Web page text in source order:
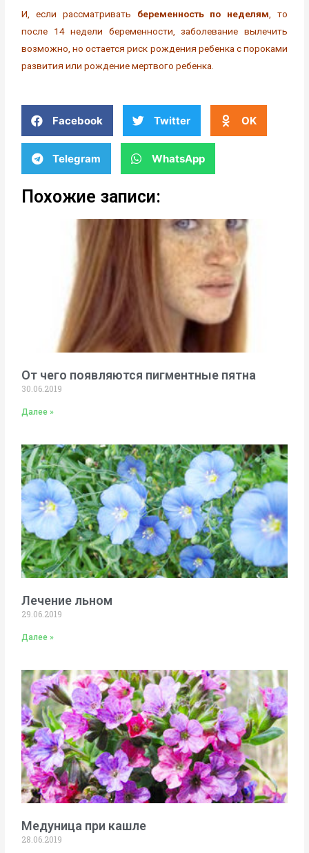
И, если рассматривать беременность по неделям , то
после 14 недели беременности, заболевание вылечить
возможно, но остается риск рождения ребенка с пороками
развития или рождение мертвого ребенка.
Facebook Twitter OK
Telegram WhatsApp
Похожие записи:
От чего появляются пигментные пятна
30.06.2019
Далее »
Лечение льном
29.06.2019
Далее »
Медуница при кашле
28.06.2019